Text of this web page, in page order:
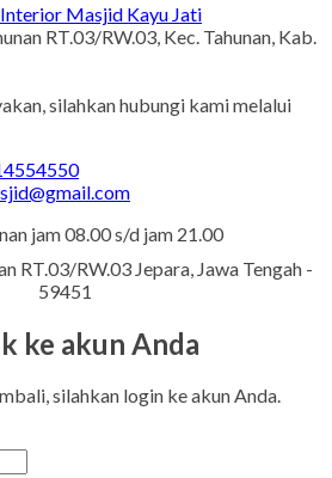
Masjid Kayu Jati
RT.03/RW.03, Kec. Tahunan, Kab.
silahkan hubungi kami melalui
jam 08.00 s/d jam 21.00
RT.03/RW.03 Jepara, Jawa Tengah -
59451
ke akun Anda
silahkan login ke akun Anda.